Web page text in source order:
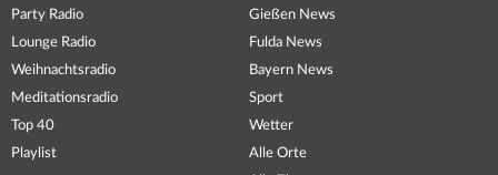
Party Radio
Lounge Radio
Weihnachtsradio
Meditationsradio
Top 40
Playlist
Gießen News
Fulda News
Bayern News
Sport
Wetter
Alle Orte